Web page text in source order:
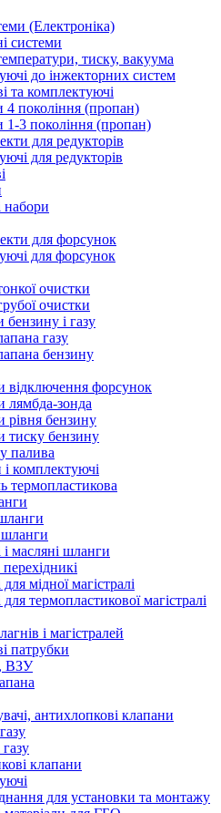
(Електроніка)
системи
тиску, вакуума
до інжекторних систем
та комплектуючі
4 покоління (пропан)
1-3 покоління (пропан)
для редукторів
для редукторів
для форсунок
для форсунок
очистки
очистки
і газу
газу
бензину
відключення форсунок
лямбда-зонда
рівня бензину
тиску бензину
палива
комплектуючі
термопластикова
і масляні шланги
мідної магістралі
термопластикової магістралі
і магістралей
патрубки
ВЗУ
антихлопкові клапани
клапани
для установки та монтажу